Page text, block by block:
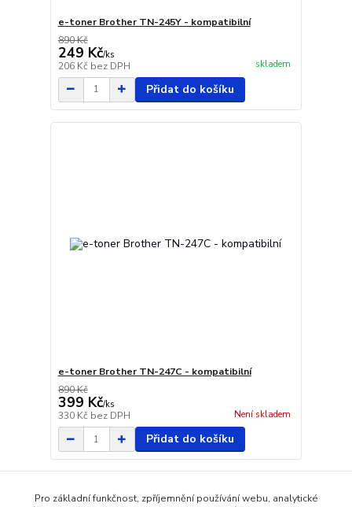
e-toner Brother TN-245Y - kompatibilní
890 Kč
249 Kč/ks
206 Kč bez DPH skladem
Přidat do košíku
e-toner Brother TN-247C - kompatibilní
890 Kč
399 Kč/ks
330 Kč bez DPH Není skladem
Přidat do košíku
Načíst další produkty (20)
Pro základní funkčnost, zpříjemnění používání webu, analytické